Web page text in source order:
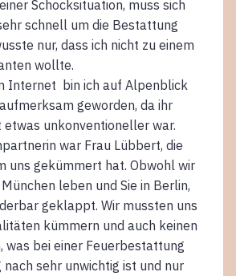
Schocksituation, muss sich
schnell um die Bestattung
nur, dass ich nicht zu einem
wollte.
Internet bin ich auf Alpenblick
geworden, da ihr
unkonventioneller war.
war Frau Lübbert, die
uns gekümmert hat. Obwohl wir
leben und Sie in Berlin,
geklappt. Wir mussten uns
kümmern und auch keinen
was bei einer Feuerbestattung
nach sehr unwichtig ist und nur